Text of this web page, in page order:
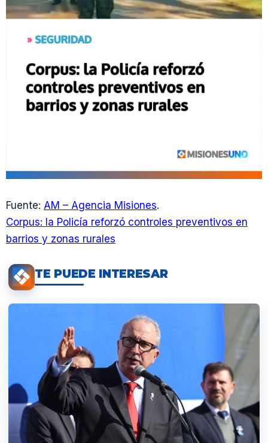
Fuente: AM – Agencia Misiones.
Corpus: la Policía reforzó controles preventivos en
barrios y zonas rurales
TE PUEDE INTERESAR